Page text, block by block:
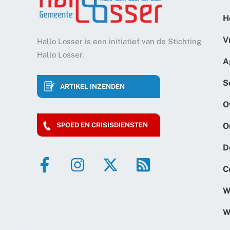
Hallo Losser is een initiatief van de Stichting
Hallo Losser.
ARTIKEL INZENDEN
SPOED EN CRISISDIENSTEN